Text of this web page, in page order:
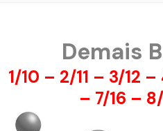
Demais
1/10 – 2/11 – 3/12 –
– 7/16 –